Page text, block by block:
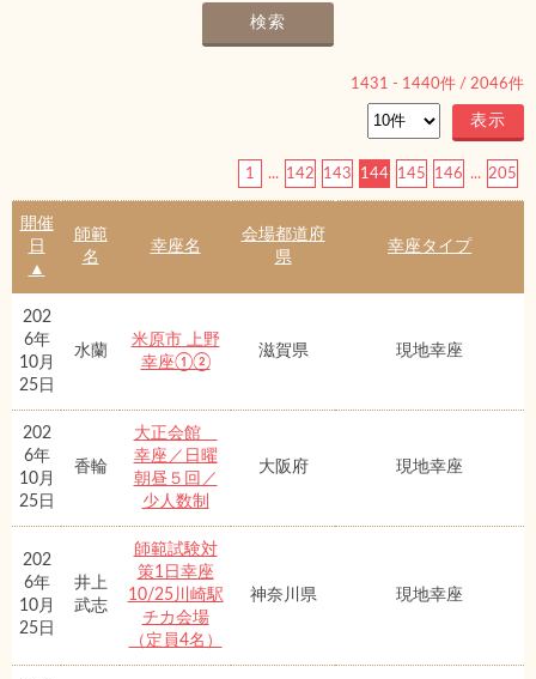
1431 - 1440件 / 2046件
1 ... 142 143 144 145 146 ... 205
開催
日
▲
師範
名
幸座名
会場都道府
県
幸座タイプ
202
6年
10月
25日
水蘭
米原市 上野
幸座①②
滋賀県 現地幸座
202
6年
10月
25日
香輪
大正会館
幸座／日曜
朝昼５回／
少人数制
大阪府 現地幸座
202
6年
10月
25日
井上
武志
師範試験対
策1日幸座
10/25川崎駅
チカ会場
（定員4名）
神奈川県 現地幸座